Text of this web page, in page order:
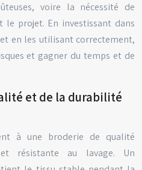
voire la nécessité de
le projet. En investissant dans
en les utilisant correctement,
et gagner du temps et de
et de la durabilité
à une broderie de qualité
résistante au lavage. Un